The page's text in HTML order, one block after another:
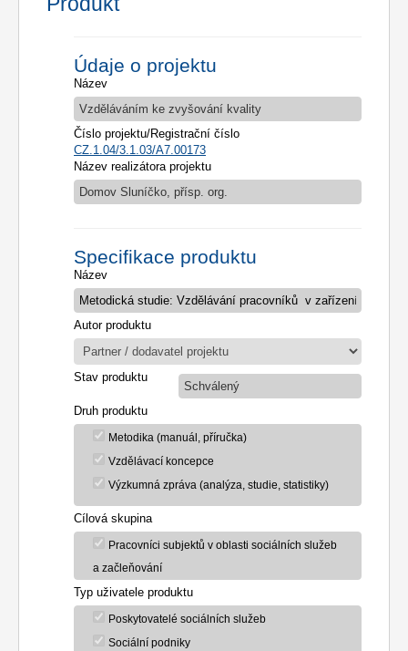
Údaje o projektu
Název
Vzděláváním ke zvyšování kvality
Číslo projektu/Registrační číslo
CZ.1.04/3.1.03/A7.00173
Název realizátora projektu
Domov Sluníčko, přísp. org.
Specifikace produktu
Název
Autor produktu
Stav produktu
Schválený
Druh produktu
Metodika (manuál, příručka)
Vzdělávací koncepce
Výzkumná zpráva (analýza, studie, statistiky)
Cílová skupina
Pracovníci subjektů v oblasti sociálních služeb
a začleňování
Typ uživatele produktu
Poskytovatelé sociálních služeb
Sociální podniky